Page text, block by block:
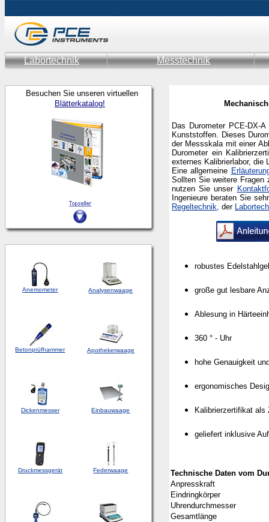
Labortechnik Messtechnik
Besuchen Sie unseren virtuellen
Blätterkatalog!
Anemometer Analysenwaage
Betonprüfhammer Apothekerwaage
Dickenmesser Einbauwaage
Druckmessgerät Federwaage
Das Durometer PCE-DX-
Kunststoffen. Dieses
der Messskala mit einer
Durometer ein
externes Kalibrierlabor, die
Eine allgemeine
Sollten Sie weitere Fragen
nutzen Sie unser
Ingenieure beraten Sie
Regeltechnik, der
robustes
große gut lesbare
Ablesung in
360 ° - Uhr
hohe Genauigkeit
ergonomisches
Kalibrierzertifikat als
geliefert inklusive
Technische Daten vom
Anpresskraft
Eindringkörper
Uhrendurchmesser
Gesamtlänge